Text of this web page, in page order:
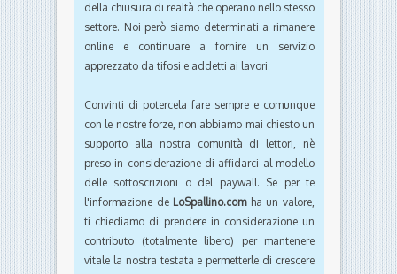
della chiusura di realtà che operano nello stesso
settore. Noi però siamo determinati a rimanere
online e continuare a fornire un servizio
apprezzato da tifosi e addetti ai lavori.
Convinti di potercela fare sempre e comunque
con le nostre forze, non abbiamo mai chiesto un
supporto alla nostra comunità di lettori, nè
preso in considerazione di affidarci al modello
delle sottoscrizioni o del paywall. Se per te
l'informazione de LoSpallino.comha un valore,
ti chiediamo di prendere in considerazione un
contributo (totalmente libero) per mantenere
vitale la nostra testata e permetterle di crescere